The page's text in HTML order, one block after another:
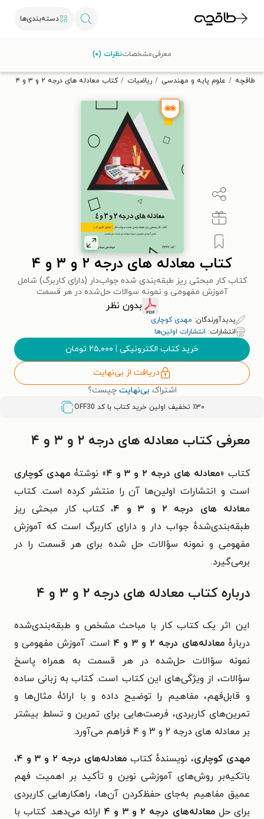
دسته‌بندی‌ها
تخفیف از طاقچه دریافت کن.
طاقچه علوم پایه و مهندسی ریاضیات کتاب معادله های درجه ۲ و ۳ و ۴
کتاب معادله های درجه ۲ و ۳ و ۴
کتاب کار مبحثی ریز طبقه‌بندی شده جواب‌دار (دارای کاربرگ) شامل
آموزش مفهومی و نمونه سوالات حل‌شده در هر قسمت
بدون نظر
پدیدآورندگان: مهدی کوچاری
انتشارات: انتشارات اولین‌ها
خرید کتاب الکترونیکی | ۲۵,۰۰۰ تومان
دریافت از بی‌نهایت
اشتراک بی‌نهایت چیست؟
٪۳۰ تخفیف اولین خرید کتاب با کد OFF30
معرفیمشخصاتنظرات (۰)
معرفی کتاب معادله های درجه ۲ و ۳ و ۴
کتاب «معادله های درجه ۲ و ۳ و ۴ » نوشتۀ مهدی کوچاری
است و انتشارات اولین‌ها آن را منتشر کرده است. کتاب
معادله های درجه ۲ و ۳ و ۴
، کتاب کار مبحثی ریز
طبقه‌بندی‌شدهٔ جواب دار و دارای کاربرگ است که آموزش
مفهومی و نمونه سؤالات حل شده برای هر قسمت را در
برمی‌گیرد.
درباره کتاب معادله های درجه ۲ و ۳ و ۴
این اثر یک کتاب کار با مباحث مشخص و طبقه‌بندی‌شده
دربارهٔمعادله‌های درجه ۲ و ۳ و ۴
است. آموزش مفهومی و
نمونه سؤالات حل‌شده در هر قسمت به همراه پاسخ
سؤالات، از ویژگی‌های این کتاب است. کتاب به زبانی ساده
و قابل‌فهم، مفاهیم را توضیح داده و با ارائۀ مثال‌ها و
تمرین‌های کاربردی، فرصت‌هایی برای تمرین و تسلط بیشتر
بر معادله های درجه ۲ و ۳ و ۴ فراهم می‌آورد.
مهدی کوچاری، نویسندۀ کتاب معادله‌های درجه ۲ و ۳ و ۴
،
باتکیه‌بر روش‌های آموزشی نوین و تأکید بر اهمیت فهم
عمیق مفاهیم به‌جای حفظ‌کردن آن‌ها، راهکارهایی کاربردی
برای حلمعادله‌های درجه ۲ و ۳ و ۴
ارائه می‌دهد. کتاب با